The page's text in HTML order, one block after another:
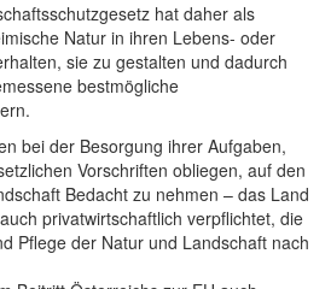
hat daher als
Natur in ihren Lebens- oder
sie zu gestalten und dadurch
bestmögliche
bei der Besorgung ihrer Aufgaben,
Vorschriften obliegen, auf den
Bedacht zu nehmen – das Land
privatwirtschaftlich verpflichtet, die
Pflege der Natur und Landschaft nach